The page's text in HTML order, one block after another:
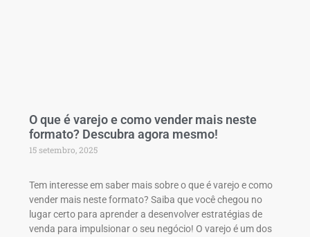
O que é varejo e como vender mais neste
formato? Descubra agora mesmo!
15 setembro, 2025
Tem interesse em saber mais sobre o que é varejo e como
vender mais neste formato? Saiba que você chegou no
lugar certo para aprender a desenvolver estratégias de
venda para impulsionar o seu negócio! O varejo é um dos